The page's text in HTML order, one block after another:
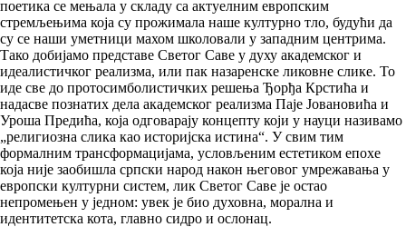
поетика се мењала у складу са актуелним европским
стремљењима која су прожимала наше културно тло, будући да
су се наши уметници махом школовали у западним центрима.
Тако добијамо представе Светог Саве у духу академског и
идеалистичког реализма, или пак назаренске ликовне слике. То
иде све до протосимболистичких решења Ђорђа Крстића и
надасве познатих дела академског реализма Паје Јовановића и
Уроша Предића, која одговарају концепту који у науци називамо
„религиозна слика као историјска истина“. У свим тим
формалним трансформацијама, условљеним естетиком епохе
која није заобишла српски народ након његовог умрежавања у
европски културни систем, лик Светог Саве је остао
непромењен у једном: увек је био духовна, морална и
идентитетска кота, главно сидро и ослонац.